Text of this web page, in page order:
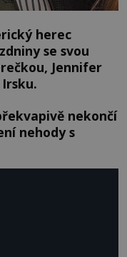
herec
se svou
Jennifer
nekončí
nehody s